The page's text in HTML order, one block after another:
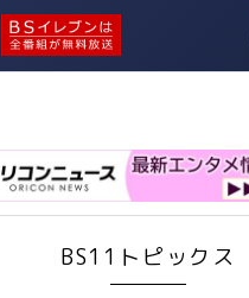
BSイレブンは全番組
BS11トピックス